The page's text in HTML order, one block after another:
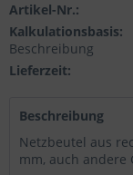
Artikel-Nr.:
Kalkulationsbasis:
Beschreibung
Lieferzeit:
Beschreibung
Netzbeutel aus
mm, auch andere